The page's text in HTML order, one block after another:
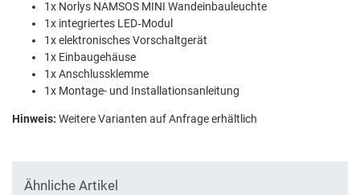
1x Norlys NAMSOS MINI Wandeinbauleuchte
1x integriertes LED‑Modul
1x elektronisches Vorschaltgerät
1x Einbaugehäuse
1x Anschlussklemme
1x Montage- und Installationsanleitung
Hinweis: Weitere Varianten auf Anfrage erhältlich
Ähnliche Artikel